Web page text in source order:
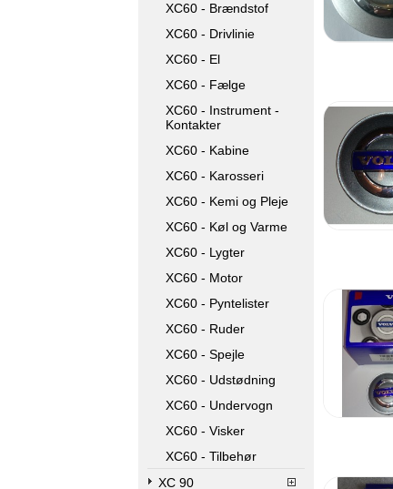
XC60 - Brændstof
XC60 - Drivlinie
XC60 - El
XC60 - Fælge
XC60 - Instrument -
Kontakter
XC60 - Kabine
XC60 - Karosseri
XC60 - Kemi og Pleje
XC60 - Køl og Varme
XC60 - Lygter
XC60 - Motor
XC60 - Pyntelister
XC60 - Ruder
XC60 - Spejle
XC60 - Udstødning
XC60 - Undervogn
XC60 - Visker
XC60 - Tilbehør
XC 90